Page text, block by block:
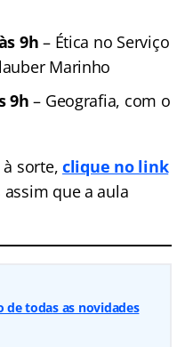
9h – Ética no Serviço
Marinho
9h – Geografia, com o
à sorte,clique no link
assim que a aula
de todas as novidades